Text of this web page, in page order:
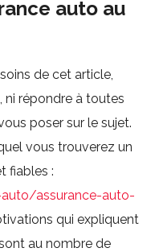
auto au
de cet article,
ni répondre à toutes
poser sur le sujet.
vous trouverez un
fiables :
assurance-auto-
qui expliquent
au nombre de